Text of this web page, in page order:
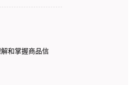
和掌握商品信